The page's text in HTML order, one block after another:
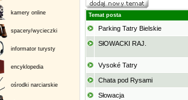
kamery online
spacery/wycieczki
informator turysty
encyklopedia
ośrodki narciarskie
Temat posta
Parking Tatry Bielskie
SłOWACKI RAJ.
Vysoké Tatry
Chata pod Rysami
Słowacja